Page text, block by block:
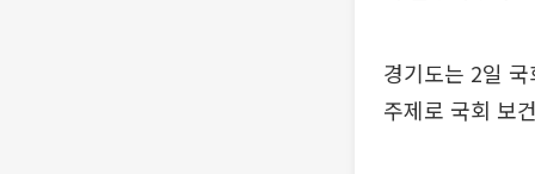
경기도는 2일
주제로 국회 보